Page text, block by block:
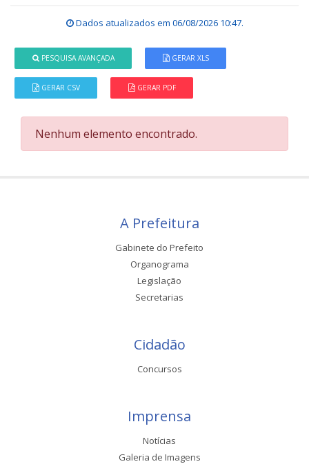
Dados atualizados em 06/08/2026 10:47.
PESQUISA AVANÇADA GERAR XLS
GERAR CSV GERAR PDF
Nenhum elemento encontrado.
A Prefeitura
Gabinete do Prefeito
Organograma
Legislação
Secretarias
Cidadão
Concursos
Imprensa
Notícias
Galeria de Imagens